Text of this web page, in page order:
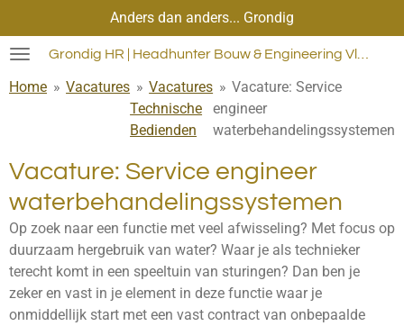
direct
naar
de
Grondig HR | Headhunter Bouw & Engineering Vlaanderen
Anders dan anders... Grondig
Home » Vacatures » Vacatures
Technische
Bedienden
» Vacature: Service
engineer
waterbehandelingssystemen
Vacature: Service engineer
waterbehandelingssystemen
Op zoek naar een functie met veel afwisseling? Met focus op
duurzaam hergebruik van water? Waar je als technieker
terecht komt in een speeltuin van sturingen? Dan ben je
zeker en vast in je element in deze functie waar je
onmiddellijk start met een vast contract van onbepaalde